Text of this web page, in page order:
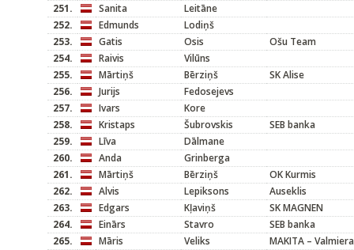
251.
Sanita
Leitāne
252.
Edmunds
Lodiņš
253.
Gatis Osis
Ošu Team
254.
Raivis
Vilūns
255.
Mārtiņš Bērziņš
SK Alise
256.
Jurijs
Fedosejevs
257.
Ivars
Kore
258.
Kristaps Šubrovskis
SEB banka
259.
Līva
Dālmane
260.
Anda
Grinberga
261.
Mārtiņš Bērziņš
OK Kurmis
262.
Alvis Lepiksons
Auseklis
263.
Edgars Kļaviņš
SK MAGNEN
264.
Einārs Stavro
SEB banka
265.
Māris Veliks
MAKITA – Valmiera